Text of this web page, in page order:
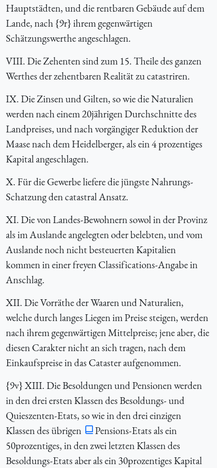
Hauptstädten, und die rentbaren Gebäude auf dem
Lande, nach {9r} ihrem gegenwärtigen
Schätzungswerthe angeschlagen.
VIII. Die Zehenten sind zum 15. Theile des ganzen
Werthes der zehentbaren Realität zu catastriren.
IX. Die Zinsen und Gilten, so wie die Naturalien
werden nach einem 20jährigen Durchschnitte des
Landpreises, und nach vorgängiger Reduktion der
Maase nach dem Heidelberger, als ein 4 prozentiges
Kapital angeschlagen.
X. Für die Gewerbe liefere die jüngste Nahrungs-
Schatzung den catastral Ansatz.
XI. Die von Landes-Bewohnern sowol in der Provinz
als im Auslande angelegten oder belebten, und vom
Auslande noch nicht besteuerten Kapitalien
kommen in einer freyen Classifications-Angabe in
Anschlag.
XII. Die Vorräthe der Waaren und Naturalien,
welche durch langes Liegen im Preise steigen, werden
nach ihrem gegenwärtigen Mittelpreise; jene aber, die
diesen Carakter nicht an sich tragen, nach dem
Einkaufspreise in das Cataster aufgenommen.
{9v} XIII. Die Besoldungen und Pensionen werden
in den drei ersten Klassen des Besoldungs- und
Quieszenten-Etats, so wie in den drei einzigen
Klassen des übrigen
Pensions-Etats als ein
50prozentiges, in den zwei letzten Klassen des
Besoldungs-Etats aber als ein 30prozentiges Kapital